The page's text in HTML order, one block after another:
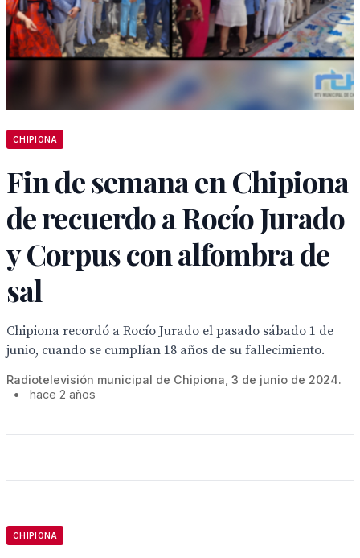
CHIPIONA
Fin de semana en Chipiona
de recuerdo a Rocío Jurado
y Corpus con alfombra de
sal
Chipiona recordó a Rocío Jurado el pasado sábado 1 de
junio, cuando se cumplían 18 años de su fallecimiento.
Radiotelevisión municipal de Chipiona, 3 de junio de 2024.
•
hace 2 años
CHIPIONA